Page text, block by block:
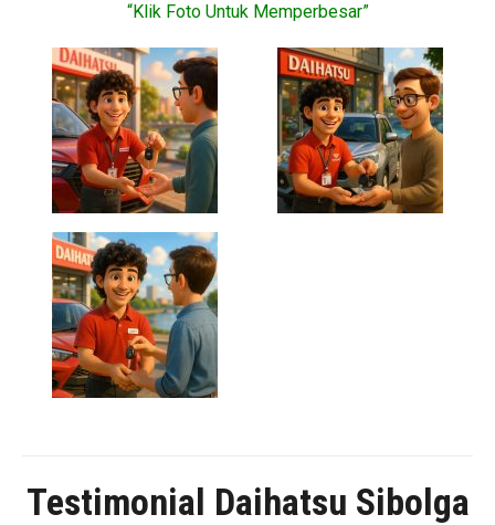
“Klik Foto Untuk Memperbesar”
Testimonial Daihatsu Sibolga